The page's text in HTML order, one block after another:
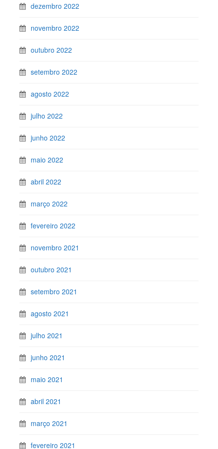
dezembro 2022
novembro 2022
outubro 2022
setembro 2022
agosto 2022
julho 2022
junho 2022
maio 2022
abril 2022
março 2022
fevereiro 2022
novembro 2021
outubro 2021
setembro 2021
agosto 2021
julho 2021
junho 2021
maio 2021
abril 2021
março 2021
fevereiro 2021